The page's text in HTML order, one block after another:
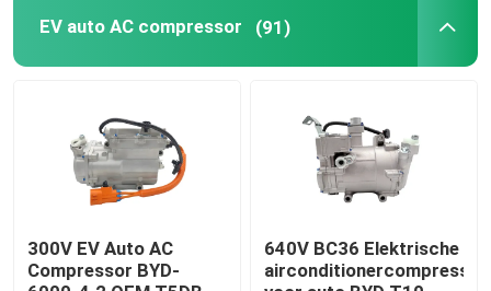
EV auto AC compressor
Compressor voor airconditioning voor vrachtwagens
EV auto AC compressor (91)
300V EV Auto AC
Compressor BYD-
640V BC36 Elektrische
airconditionercompressor